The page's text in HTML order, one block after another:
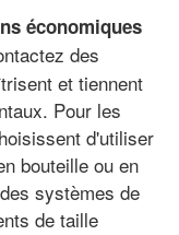
économiques
des
et tiennent
Pour les
d'utiliser
bouteille ou en
systèmes de
de taille